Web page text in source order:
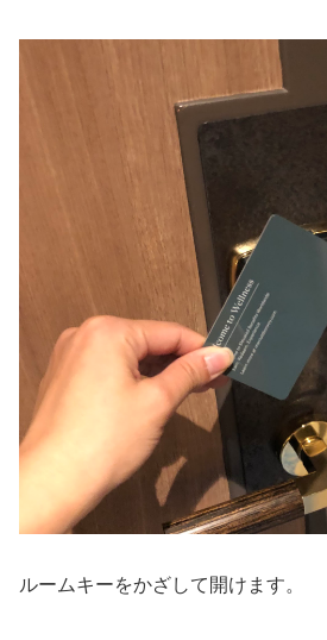
ルームキーをかざして開けます。